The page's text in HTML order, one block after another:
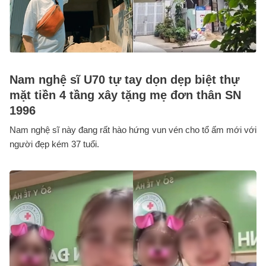
Nam nghệ sĩ U70 tự tay dọn dẹp biệt thự
mặt tiền 4 tầng xây tặng mẹ đơn thân SN
1996
Nam nghệ sĩ này đang rất hào hứng vun vén cho tổ ấm mới với
người đẹp kém 37 tuổi.